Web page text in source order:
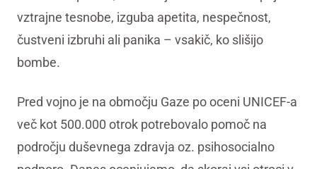
vztrajne tesnobe, izguba apetita, nespečnost,
čustveni izbruhi ali panika – vsakič, ko slišijo
bombe.
Pred vojno je na območju Gaze po oceni UNICEF-a
več kot 500.000 otrok potrebovalo pomoč na
področju duševnega zdravja oz. psihosocialno